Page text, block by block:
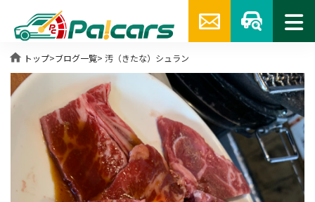
home トップ>ブログ一覧> 汚（きたな）シュラン